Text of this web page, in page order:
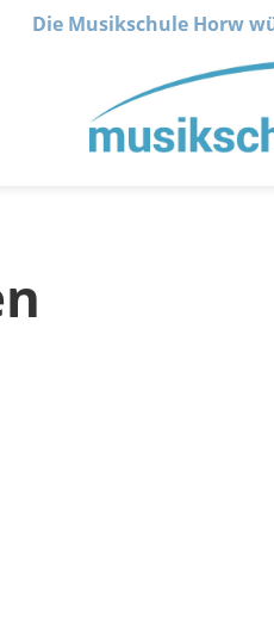
Die Musikschule Horw